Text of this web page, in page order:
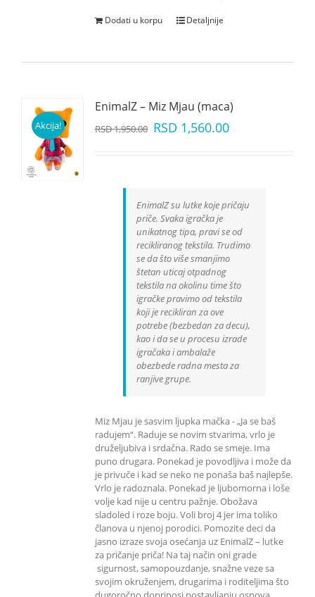
Dodati u korpu Detaljnije
Akcija!
EnimalZ – Miz Mjau (maca)
RSD1,950.00 RSD 1,560.00
EnimalZ su lutke koje pričaju
priče. Svaka igračka je
unikatnog tipa, pravi se od
recikliranog tekstila. Trudimo
se da što više smanjimo
štetan uticaj otpadnog
tekstila na okolinu time što
igračke pravimo od tekstila
koji je recikliran za ove
potrebe (bezbedan za decu),
kao i da se u procesu izrade
igračaka i ambalaže
obezbede radna mesta za
ranjive grupe.
Miz Mjau je sasvim ljupka mačka - „Ja se baš
radujem“. Raduje se novim stvarima, vrlo je
druželjubiva i srdačna. Rado se smeje. Ima
puno drugara. Ponekad je povodljiva i može da
je privuče i kad se neko ne ponaša baš najlepše.
Vrlo je radoznala. Ponekad je ljubomorna i loše
volje kad nije u centru pažnje. Obožava
sladoled i roze boju. Voli broj 4 jer ima toliko
članova u njenoj porodici. Pomozite deci da
jasno izraze svoja osećanja uz EnimalZ – lutke
za pričanje priča! Na taj način oni grade
sigurnost, samopouzdanje, snažne veze sa
svojim okruženjem, drugarima i roditeljima što